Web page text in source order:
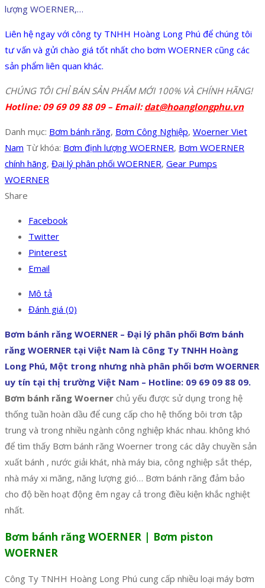
lượng WOERNER,…
Liên hệ ngay với công ty TNHH Hoàng Long Phú để chúng tôi
tư vấn và gửi chào giá tốt nhất cho bơm WOERNER cũng các
sản phẩm liên quan khác.
CHÚNG TÔI CHỈ BÁN SẢN PHẨM MỚI 100% VÀ CHÍNH HÃNG!
Hotline: 09 69 09 88 09 – Email:dat@hoanglongphu.vn
Danh mục: Bơm bánh răng, Bơm Công Nghiệp, Woerner Viet
Nam Từ khóa: Bơm định lượng WOERNER, Bơm WOERNER
chính hãng, Đại lý phân phối WOERNER, Gear Pumps
WOERNER
Share
Facebook
Twitter
Pinterest
Email
Mô tả
Đánh giá (0)
Bơm bánh răng WOERNER – Đại lý phân phối Bơm bánh
răng WOERNER tại Việt Nam là Công Ty TNHH Hoàng
Long Phú, Một trong nhưng nhà phân phối bơm WOERNER
uy tín tại thị trường Việt Nam – Hotline: 09 69 09 88 09.
Bơm bánh răng Woerner chủ yếu được sử dụng trong hệ
thống tuần hoàn dầu để cung cấp cho hệ thống bôi trơn tập
trung và trong nhiều ngành công nghiệp khác nhau. không khó
để tìm thấy Bơm bánh răng Woerner trong các dây chuyền sản
xuất bánh , nước giải khát, nhà máy bia, công nghiệp sắt thép,
nhà máy xi măng, năng lượng gió… Bơm bánh răng đảm bảo
cho độ bền hoạt động êm ngay cả trong điều kiện khắc nghiệt
nhất.
Bơm bánh răng WOERNER | Bơm piston
WOERNER
Công Ty TNHH Hoàng Long Phú cung cấp nhiều loại máy bơm